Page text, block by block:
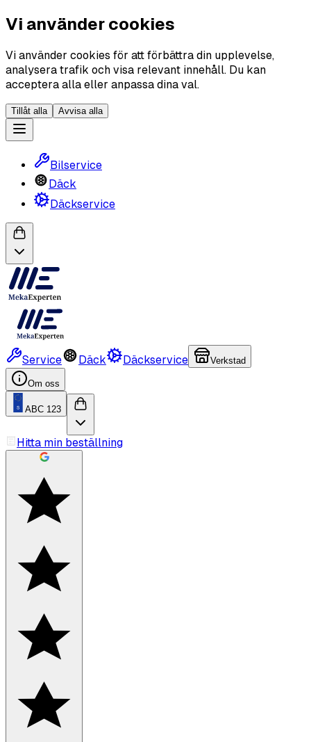
Vi använder cookies
Vi använder cookies för att förbättra din upplevelse,
analysera trafik och visa relevant innehåll. Du kan
acceptera alla eller anpassa dina val.
Tillåt alla Avvisa alla
Bilservice
Däck
Däckservice
Service Däck Däckservice Verkstad
Om oss
ABC 123
Hitta min beställning